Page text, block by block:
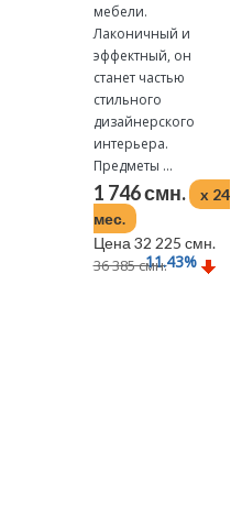
мебели.
Лаконичный и
эффектный, он
станет частью
стильного
дизайнерского
интерьера.
Предметы ...
1 746 смн.
x 24
мес.
Цена 32 225 смн.
36 385 смн.11.43%